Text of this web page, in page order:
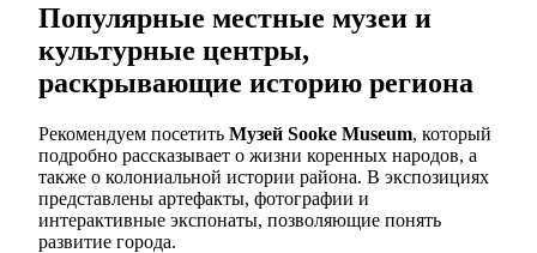
Популярные местные музеи и
культурные центры,
раскрывающие историю региона
Рекомендуем посетить Музей Sooke Museum, который
подробно рассказывает о жизни коренных народов, а
также о колониальной истории района. В экспозициях
представлены артефакты, фотографии и
интерактивные экспонаты, позволяющие понять
развитие города.